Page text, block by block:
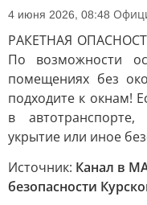
4 июня 2026, 08:48
РАКЕТНАЯ
По возможности
помещениях без
подходите к окнам!
в
укрытие или иное
Источник: Канал в
безопасности